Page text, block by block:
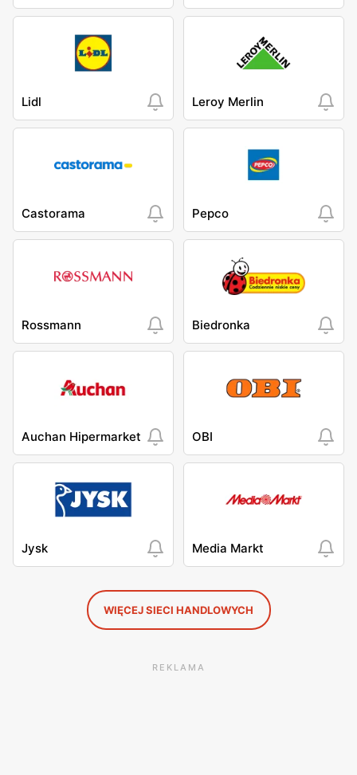
Lidl Leroy Merlin
Castorama Pepco
Rossmann Biedronka
Auchan Hipermarket OBI
Jysk Media Markt
WIĘCEJ SIECI HANDLOWYCH
REKLAMA